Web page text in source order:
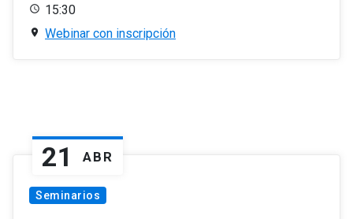
15:30
Webinar con inscripción
21 ABR
Seminarios